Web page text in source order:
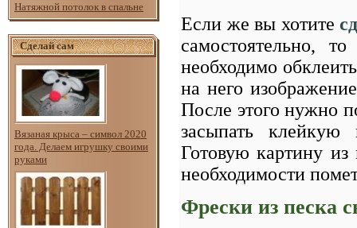
Натяжной потолок в спальне
Сделай сам
Вязаная крыса – символ 2020
года. Делаем игрушку своими
руками
Если же вы хотите
самостоятельно,
необходимо
на него
После этого нужно
засыпать клейкую
Готовую картину
необходимости
Фрески из песка